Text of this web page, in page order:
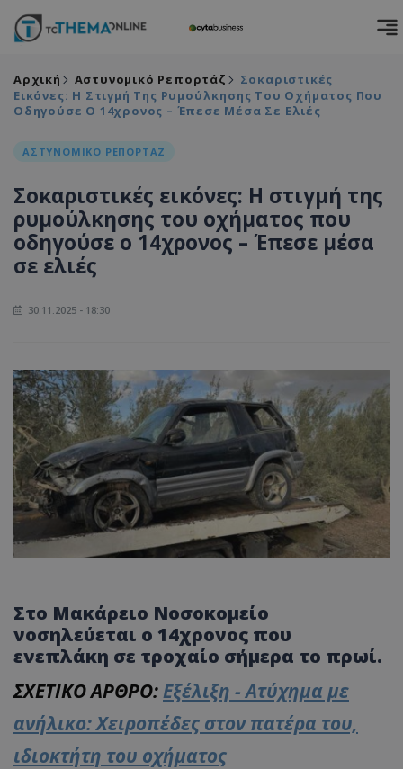
Αρχική Αστυνομικό Ρεπορτάζ
Σοκαριστικές
Εικόνες: Η Στιγμή Της Ρυμούλκησης Του Οχήματος Που
Οδηγούσε Ο 14χρονος – Έπεσε Μέσα Σε Ελιές
ΑΣΤΥΝΟΜΙΚΟ ΡΕΠΟΡΤΑΖ
Σοκαριστικές εικόνες: Η στιγμή της
ρυμούλκησης του οχήματος που
οδηγούσε ο 14χρονος – Έπεσε μέσα
σε ελιές
30.11.2025 - 18:30
Στο Μακάρειο Νοσοκομείο
νοσηλεύεται ο 14χρονος που
ενεπλάκη σε τροχαίο σήμερα το πρωί.
ΣΧΕΤΙΚΟ ΑΡΘΡΟ:Εξέλιξη - Ατύχημα με
ανήλικο: Χειροπέδες στον πατέρα του,
ιδιοκτήτη του οχήματος